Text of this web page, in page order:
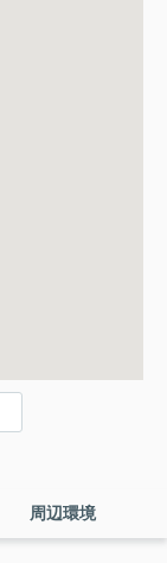
周辺環境